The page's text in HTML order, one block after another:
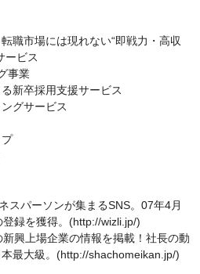
職市場には現れない“即戦力・高収
ービス
事業
新卒採用支援サービス
グサービス
スパーソンが集まるSNS。07年4月
録を獲得。(http://wizli.jp/)
興上場企業の情報を掲載！社長の動
最大級。(http://shachomeikan.jp/)